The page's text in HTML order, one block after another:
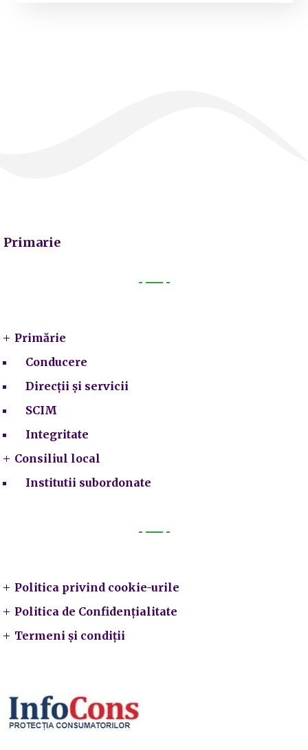
Primarie
Primărie
Conducere
Direcții și servicii
SCIM
Integritate
Consiliul local
Institutii subordonate
Politica privind cookie-urile
Politica de Confidențialitate
Termeni și condiții